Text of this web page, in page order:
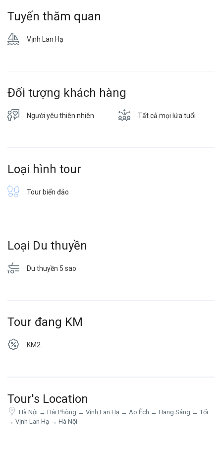
Tuyến thăm quan
Vịnh Lan Hạ
Đối tượng khách hàng
Người yêu thiên nhiên Tất cả mọi lứa tuổi
Loại hình tour
Tour biển đảo
Loại Du thuyền
Du thuyền 5 sao
Tour đang KM
KM2
Tour's Location
Hà Nội → Hải Phòng → Vịnh Lan Hạ → Ao Ếch → Hang Sáng → Tối
→ Vịnh Lan Hạ → Hà Nội